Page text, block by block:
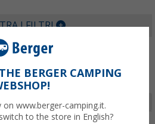
I FILTRI
Pagina 1 da 2
BERGER CAMPING
on www.berger-camping.it.
to the store in English?